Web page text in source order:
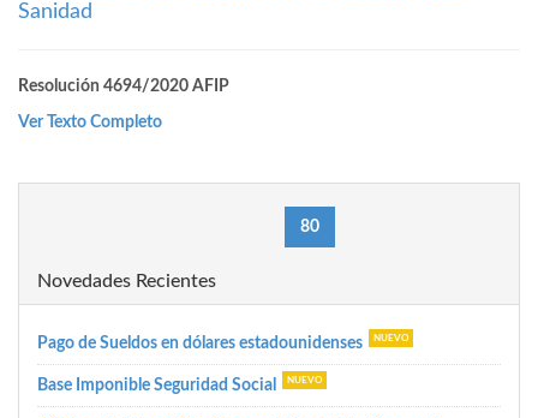
Sanidad
Resolución 4694/2020 AFIP
Ver Texto Completo
80(current)
Novedades Recientes
Pago de Sueldos en dólares estadounidenses
Base Imponible Seguridad Social